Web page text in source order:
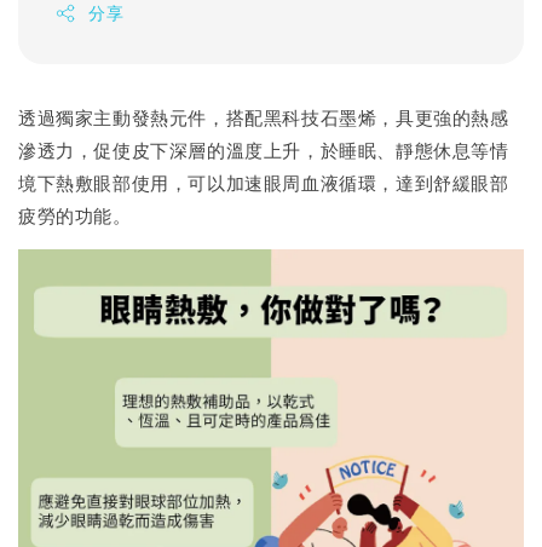
分享
透過獨家主動發熱元件，搭配黑科技石墨烯，具更強的熱感
滲透力，促使皮下深層的溫度上升，於睡眠、靜態休息等情
境下熱敷眼部使用，可以加速眼周血液循環，達到舒緩眼部
疲勞的功能。